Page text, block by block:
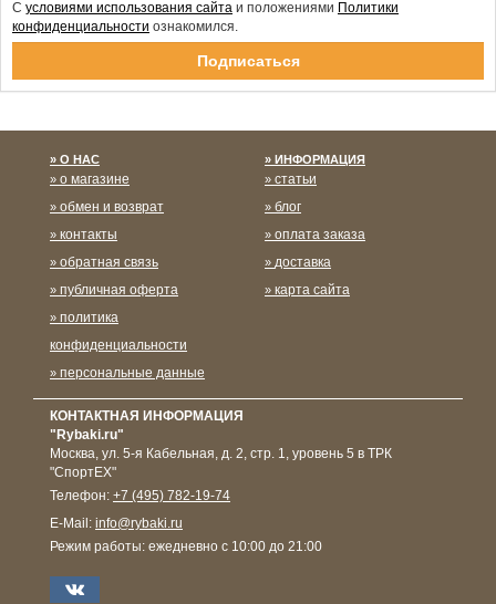
С условиями использования сайта и положениями Политики
конфиденциальности ознакомился.
Спасибо за подписку!
О НАС
о магазине
обмен и возврат
контакты
обратная связь
публичная оферта
политика
конфиденциальности
персональные данные
ИНФОРМАЦИЯ
статьи
блог
оплата заказа
доставка
карта сайта
КОНТАКТНАЯ ИНФОРМАЦИЯ
"Rybaki.ru"
Москва, ул. 5-я Кабельная, д. 2, стр. 1, уровень 5 в ТРК
"СпортЕХ"
Телефон: +7 (495) 782-19-74
E-Mail: info@rybaki.ru
Режим работы: ежедневно с 10:00 до 21:00